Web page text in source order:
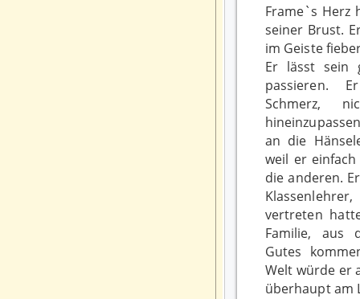
Frame`s Herz
seiner Brust.
im Geiste
Er lässt sein
passieren.
Schmerz,
an die
weil er
die anderen.
vertreten
Familie, aus
Gutes
Welt würde er
überhaupt am